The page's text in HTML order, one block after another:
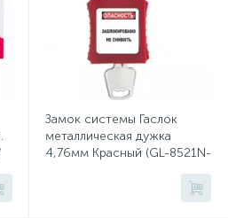
Замок системы Гаслок
металлическая дужка
4,76мм Красный (GL-8521N-